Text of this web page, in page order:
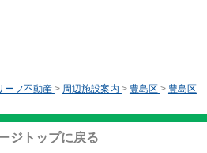
ーフ不動産 > 周辺施設案内 > 豊島区 > 豊島区
ジトップに戻る